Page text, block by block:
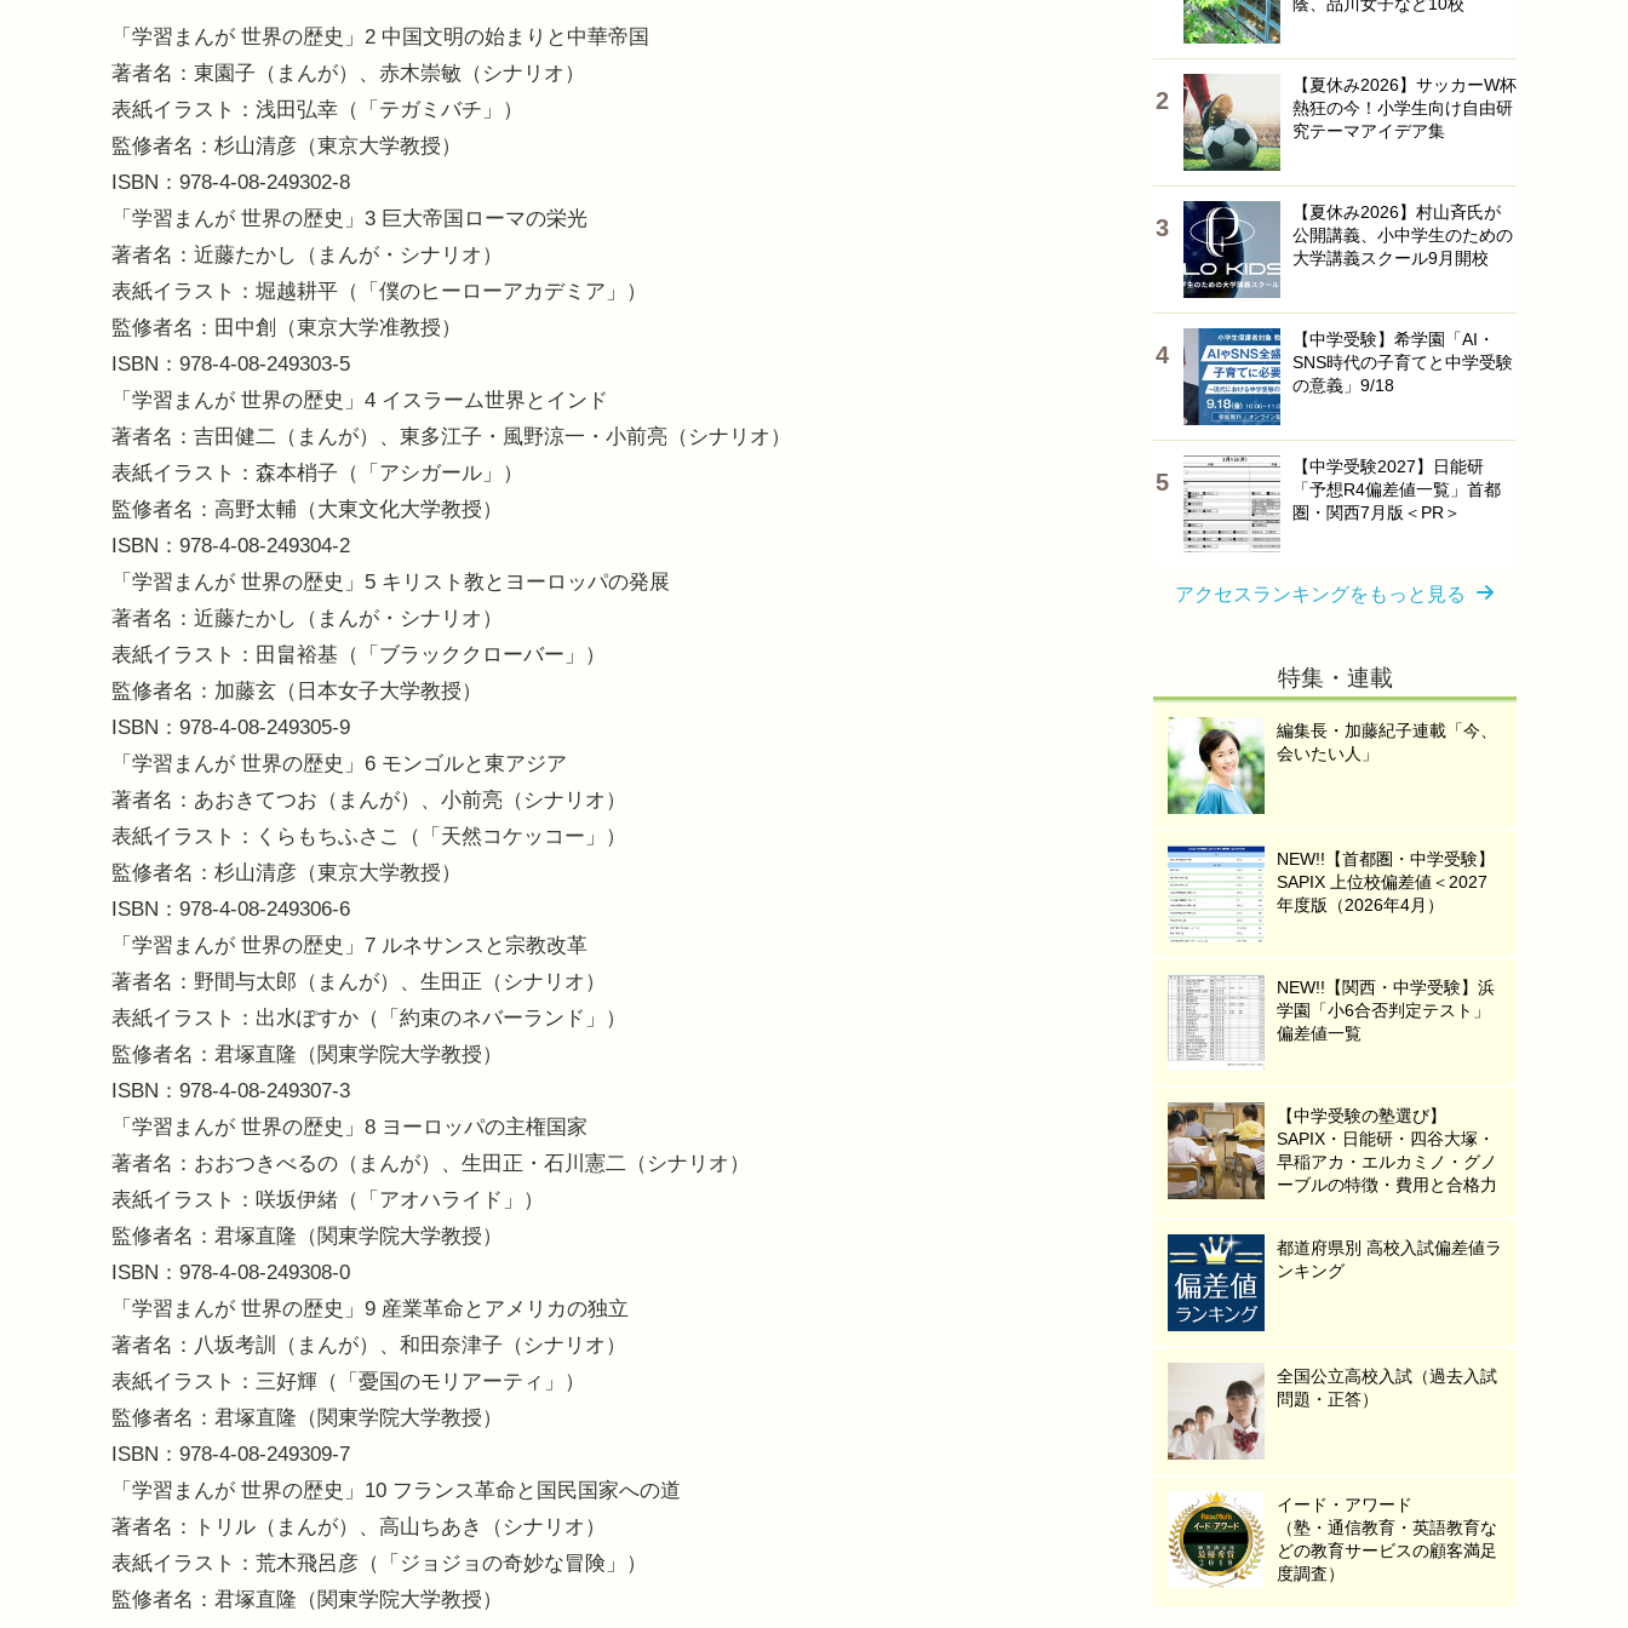
「学習まんが 世界の歴史」2 中国文明の始まりと中華帝国
著者名：東園子（まんが）、赤木崇敏（シナリオ）
表紙イラスト：浅田弘幸（「テガミバチ」）
監修者名：杉山清彦（東京大学教授）
ISBN：978-4-08-249302-8
「学習まんが 世界の歴史」3 巨大帝国ローマの栄光
著者名：近藤たかし（まんが・シナリオ）
表紙イラスト：堀越耕平（「僕のヒーローアカデミア」）
監修者名：田中創（東京大学准教授）
ISBN：978-4-08-249303-5
「学習まんが 世界の歴史」4 イスラーム世界とインド
著者名：吉田健二（まんが）、東多江子・風野涼一・小前亮（シナリオ）
表紙イラスト：森本梢子（「アシガール」）
監修者名：高野太輔（大東文化大学教授）
ISBN：978-4-08-249304-2
「学習まんが 世界の歴史」5 キリスト教とヨーロッパの発展
著者名：近藤たかし（まんが・シナリオ）
表紙イラスト：田畠裕基（「ブラッククローバー」）
監修者名：加藤玄（日本女子大学教授）
ISBN：978-4-08-249305-9
「学習まんが 世界の歴史」6 モンゴルと東アジア
著者名：あおきてつお（まんが）、小前亮（シナリオ）
表紙イラスト：くらもちふさこ（「天然コケッコー」）
監修者名：杉山清彦（東京大学教授）
ISBN：978-4-08-249306-6
「学習まんが 世界の歴史」7 ルネサンスと宗教改革
著者名：野間与太郎（まんが）、生田正（シナリオ）
表紙イラスト：出水ぽすか（「約束のネバーランド」）
監修者名：君塚直隆（関東学院大学教授）
ISBN：978-4-08-249307-3
「学習まんが 世界の歴史」8 ヨーロッパの主権国家
著者名：おおつきべるの（まんが）、生田正・石川憲二（シナリオ）
表紙イラスト：咲坂伊緒（「アオハライド」）
監修者名：君塚直隆（関東学院大学教授）
ISBN：978-4-08-249308-0
「学習まんが 世界の歴史」9 産業革命とアメリカの独立
著者名：八坂考訓（まんが）、和田奈津子（シナリオ）
表紙イラスト：三好輝（「憂国のモリアーティ」）
監修者名：君塚直隆（関東学院大学教授）
ISBN：978-4-08-249309-7
「学習まんが 世界の歴史」10 フランス革命と国民国家への道
著者名：トリル（まんが）、高山ちあき（シナリオ）
表紙イラスト：荒木飛呂彦（「ジョジョの奇妙な冒険」）
監修者名：君塚直隆（関東学院大学教授）
【夏休み2026】サッカーW杯
熱狂の今！小学生向け自由研
究テーマアイデア集
【夏休み2026】村山斉氏が
公開講義、小中学生のための
大学講義スクール9月開校
【中学受験】希学園「AI・
SNS時代の子育てと中学受験
の意義」9/18
【中学受験2027】日能研
「予想R4偏差値一覧」首都
圏・関西7月版＜PR＞
アクセスランキングをもっと見る
特集・連載
編集長・加藤紀子連載「今、
会いたい人」
NEW!!【首都圏・中学受験】
SAPIX 上位校偏差値＜2027
年度版（2026年4月）
NEW!!【関西・中学受験】浜
学園「小6合否判定テスト」
偏差値一覧
【中学受験の塾選び】
SAPIX・日能研・四谷大塚・
早稲アカ・エルカミノ・グノ
ーブルの特徴・費用と合格力
都道府県別 高校入試偏差値ラ
ンキング
全国公立高校入試（過去入試
問題・正答）
イード・アワード
（塾・通信教育・英語教育な
どの教育サービスの顧客満足
度調査）